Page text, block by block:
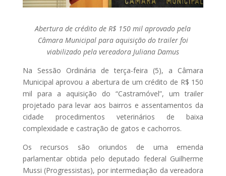
Abertura de crédito de R$ 150 mil aprovado pela
Câmara Municipal para aquisição do trailer foi
viabilizado pela vereadora Juliana Damus
Na Sessão Ordinária de terça-feira (5), a Câmara
Municipal aprovou a abertura de um crédito de R$ 150
mil para a aquisição do “Castramóvel”, um trailer
projetado para levar aos bairros e assentamentos da
cidade procedimentos veterinários de baixa
complexidade e castração de gatos e cachorros.
Os recursos são oriundos de uma emenda
parlamentar obtida pelo deputado federal Guilherme
Mussi (Progressistas), por intermediação da vereadora